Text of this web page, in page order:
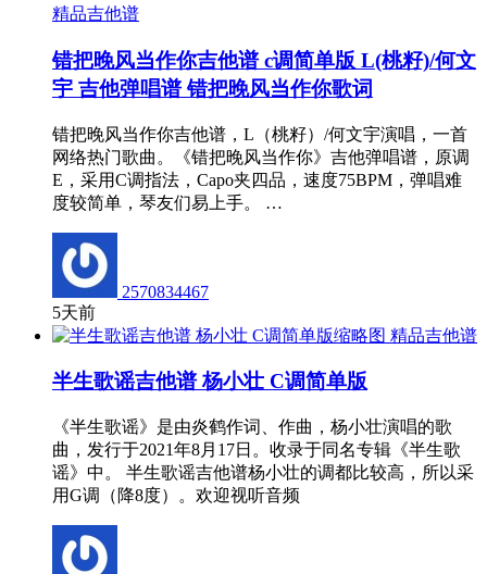
精品吉他谱
错把晚风当作你吉他谱 c调简单版 L(桃籽)/何文
宇 吉他弹唱谱 错把晚风当作你歌词
错把晚风当作你吉他谱，L（桃籽）/何文宇演唱，一首
网络热门歌曲。《错把晚风当作你》吉他弹唱谱，原调
E，采用C调指法，Capo夹四品，速度75BPM，弹唱难
度较简单，琴友们易上手。 …
2570834467
5天前
精品吉他谱
半生歌谣吉他谱 杨小壮 C调简单版
《半生歌谣》是由炎鹤作词、作曲，杨小壮演唱的歌
曲，发行于2021年8月17日。收录于同名专辑《半生歌
谣》中。 半生歌谣吉他谱杨小壮的调都比较高，所以采
用G调（降8度）。欢迎视听音频